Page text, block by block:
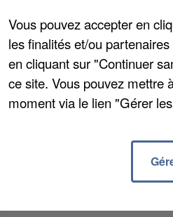
place de la Mairie
FRISE
Vous pouvez accepter en
les finalités et/ou
en cliquant sur "Continuer
ce site. Vous pouvez mettre
moment via le lien "Gérer